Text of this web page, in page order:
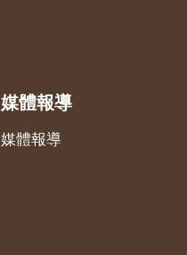
媒體報導
媒體報導